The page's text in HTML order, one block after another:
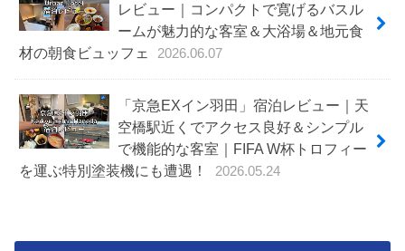
レビュー｜コンパクトで寛げるバスル
ームが魅力的な客室＆大浴場＆地元食
材の朝食ビュッフェ
2026.06.07
「京急EXイン羽田」宿泊レビュー｜天
空橋駅近くでアクセス良好＆シンプル
で機能的な客室｜FIFA W杯トロフィー
を運ぶ特別塗装機にも遭遇！
2026.05.24